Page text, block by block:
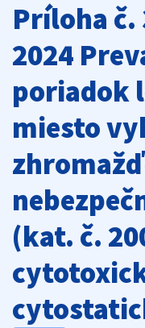
Príloha č.
2024
poriadok
miesto
(kat. č.